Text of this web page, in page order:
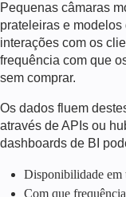
Pequenas câmaras
prateleiras e
interações com os
frequência com que
sem comprar.
Os dados fluem
através de APIs ou
dashboards de BI
Disponibilidade em
Com que